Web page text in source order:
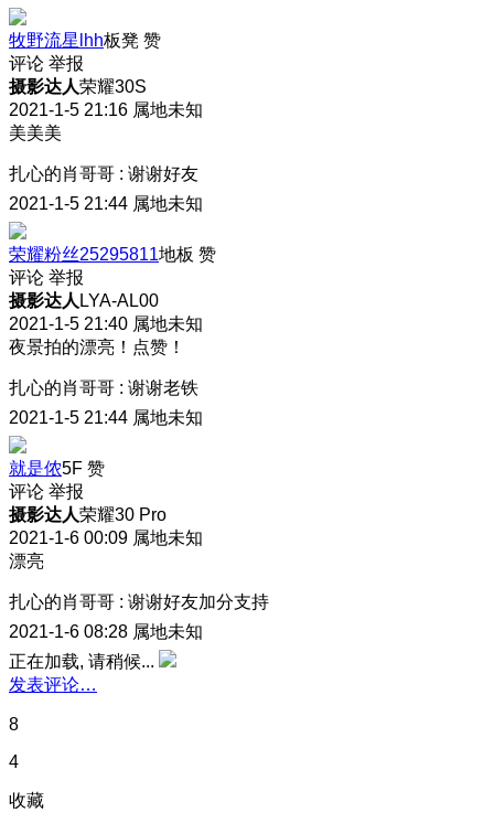
牧野流星lhh板凳 赞
评论 举报
摄影达人荣耀30S
2021-1-5 21:16 属地未知
美美美
扎心的肖哥哥 : 谢谢好友
2021-1-5 21:44 属地未知
荣耀粉丝25295811地板 赞
评论 举报
摄影达人 LYA-AL00
2021-1-5 21:40 属地未知
夜景拍的漂亮！点赞！
扎心的肖哥哥 : 谢谢老铁
2021-1-5 21:44 属地未知
就是侬5F 赞
评论 举报
摄影达人荣耀30 Pro
2021-1-6 00:09 属地未知
漂亮
扎心的肖哥哥 : 谢谢好友加分支持
2021-1-6 08:28 属地未知
正在加载, 请稍候...
发表评论…
8
4
收藏